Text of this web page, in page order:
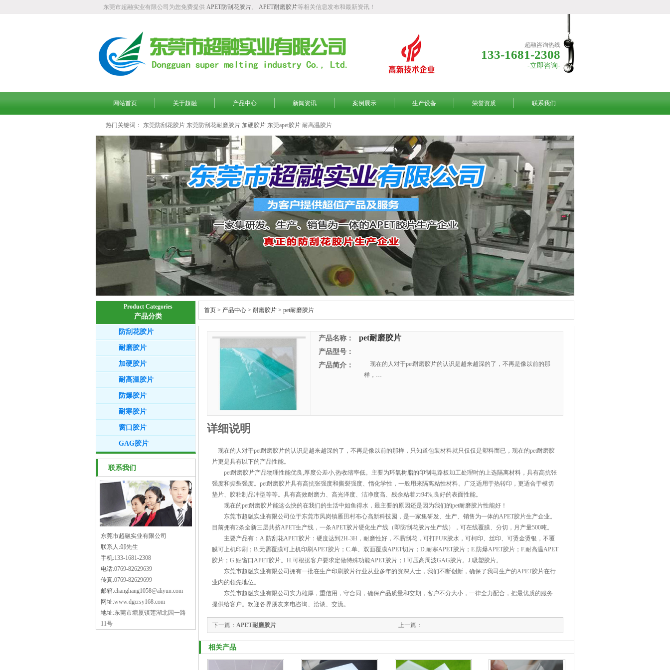
东莞市超融实业有限公司为您免费提供 APET防刮花胶片、 APET耐磨胶片等相关信息发布和最新资讯！
超融咨询热线
133-1681-2308
-立即咨询-
网站首页 关于超融 产品中心 新闻资讯 案例展示 生产设备 荣誉资质 联系我们
热门关键词： 东莞防刮花胶片 东莞防刮花耐磨胶片 加硬胶片 东莞apet胶片 耐高温胶片
Product Categories
产品分类
防刮花胶片
耐磨胶片
加硬胶片
耐高温胶片
防爆胶片
耐寒胶片
窗口胶片
GAG胶片
联系我们
东莞市超融实业有限公司
联系人:邹先生
手机:133-1681-2308
电话:0769-82629639
传真:0769-82629699
邮箱:changhang1058@aliyun.com
网址:www.dgcrsy168.com
地址:东莞市塘厦镇莲湖北园一路
11号
首页 > 产品中心 > 耐磨胶片 > pet耐磨胶片
产品名称： pet耐磨胶片
产品型号：
产品简介：
现在的人对于pet耐磨胶片的认识是越来越深的了，不再是像以前的那
样，…
详细说明
现在的人对于pet耐磨胶片的认识是越来越深的了，不再是像以前的那样，只知道包装材料就只仅仅是塑料而已，现在的pet耐磨胶
片更是具有以下的产品性能。
pet耐磨胶片产品物理性能优良,厚度公差小,热收缩率低。主要为环氧树脂的印制电路板加工处理时的上选隔离材料，具有高抗张
强度和撕裂强度。pet耐磨胶片具有高抗张强度和撕裂强度、惰化学性，一般用来隔离粘性材料。广泛适用于热转印，更适合于模切
垫片、胶粘制品冲型等等。具有高效耐磨力、高光泽度、洁净度高、残余粘着力94%,良好的表面性能。
现在的pet耐磨胶片能这么快的在我们的生活中如鱼得水，最主要的原因还是因为我们的pet耐磨胶片性能好！
东莞市超融实业有限公司位于东莞市凤岗镇雁田村布心高新科技园，是一家集研发、生产、销售为一体的APET胶片生产企业。
目前拥有2条全新三层共挤APET生产线，一条APET胶片硬化生产线（即防刮花胶片生产线），可在线覆膜、分切，月产量500吨。
主要产品有：A.防刮花APET胶片：硬度达到2H-3H，耐磨性好，不易刮花，可打PUR胶水，可柯印、丝印、可烫金烫银，不覆
膜可上机印刷；B.无需覆膜可上机印刷APET胶片；C.单、双面覆膜APET切片；D.耐寒APET胶片；E.防爆APET胶片；F.耐高温APET
胶片；G.贴窗口APET胶片。H.可根据客户要求定做特殊功能APET胶片；I.可压高周波GAG胶片。J.吸塑胶片。
东莞市超融实业有限公司拥有一批在生产印刷胶片行业从业多年的资深人士，我们不断创新，确保了我司生产的APET胶片在行
业内的领先地位。
东莞市超融实业有限公司实力雄厚，重信用，守合同，确保产品质量和交期，客户不分大小，一律全力配合，把最优质的服务
提供给客户。欢迎各界朋友来电咨询、洽谈、交流。
上一篇：
下一篇： APET耐磨胶片
相关产品